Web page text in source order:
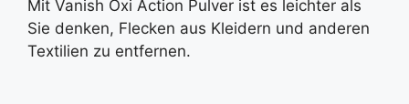
Mit Vanish Oxi Action Pulver ist es leichter als
Sie denken, Flecken aus Kleidern und anderen
Textilien zu entfernen.